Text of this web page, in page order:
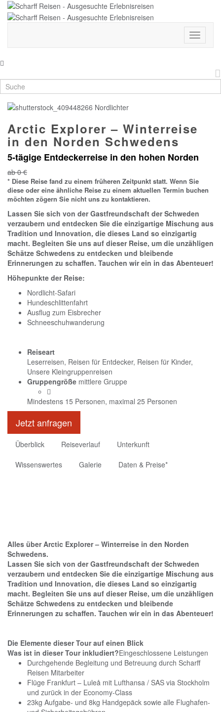
Menü
ein-
Arctic Explorer – Winterreise
in den Norden Schwedens
5-tägige Entdeckerreise in den hohen Norden
ab0 €
* Diese Reise fand zu einem früheren Zeitpunkt statt. Wenn Sie
diese oder eine ähnliche Reise zu einem aktuellen Termin buchen
möchten zögern Sie nicht uns zu kontaktieren.
Lassen Sie sich von der Gastfreundschaft der Schweden
verzaubern und entdecken Sie die einzigartige Mischung aus
Tradition und Innovation, die dieses Land so einzigartig
macht. Begleiten Sie uns auf dieser Reise, um die unzähligen
Schätze Schwedens zu entdecken und bleibende
Erinnerungen zu schaffen. Tauchen wir ein in das Abenteuer!
Höhepunkte der Reise:
Nordlicht-Safari
Hundeschlittenfahrt
Ausflug zum Eisbrecher
Schneeschuhwanderung
Reiseart
Leserreisen, Reisen für Entdecker, Reisen für Kinder,
Unsere Kleingruppenreisen
Gruppengröße mittlere Gruppe
Mindestens 15 Personen, maximal 25 Personen
Jetzt anfragen
Überblick Reiseverlauf Unterkunft
Wissenswertes Galerie Daten & Preise*
Alles über Arctic Explorer – Winterreise in den Norden
Schwedens.
Lassen Sie sich von der Gastfreundschaft der Schweden
verzaubern und entdecken Sie die einzigartige Mischung aus
Tradition und Innovation, die dieses Land so einzigartig
macht. Begleiten Sie uns auf dieser Reise, um die unzähligen
Schätze Schwedens zu entdecken und bleibende
Erinnerungen zu schaffen. Tauchen wir ein in das Abenteuer!
Die Elemente dieser Tour auf einen Blick
Was ist in dieser Tour inkludiert?Eingeschlossene Leistungen
Durchgehende Begleitung und Betreuung durch Scharff
Reisen Mitarbeiter
Flüge Frankfurt – Luleå mit Lufthansa / SAS via Stockholm
und zurück in der Economy-Class
23kg Aufgabe- und 8kg Handgepäck sowie alle Flughafen-